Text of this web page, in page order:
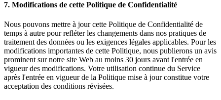
7. Modifications de cette Politique de Confidentialité
Nous pouvons mettre à jour cette Politique de Confidentialité de
temps à autre pour refléter les changements dans nos pratiques de
traitement des données ou les exigences légales applicables. Pour les
modifications importantes de cette Politique, nous publierons un avis
prominent sur notre site Web au moins 30 jours avant l'entrée en
vigueur des modifications. Votre utilisation continue du Service
après l'entrée en vigueur de la Politique mise à jour constitue votre
acceptation des conditions révisées.